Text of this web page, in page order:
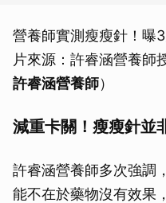
營養師實測瘦瘦針！曝
片來源：許睿涵營養師
許睿涵營養師）
減重卡關！瘦瘦針並
許睿涵營養師多次強調
能不在於藥物沒有效果